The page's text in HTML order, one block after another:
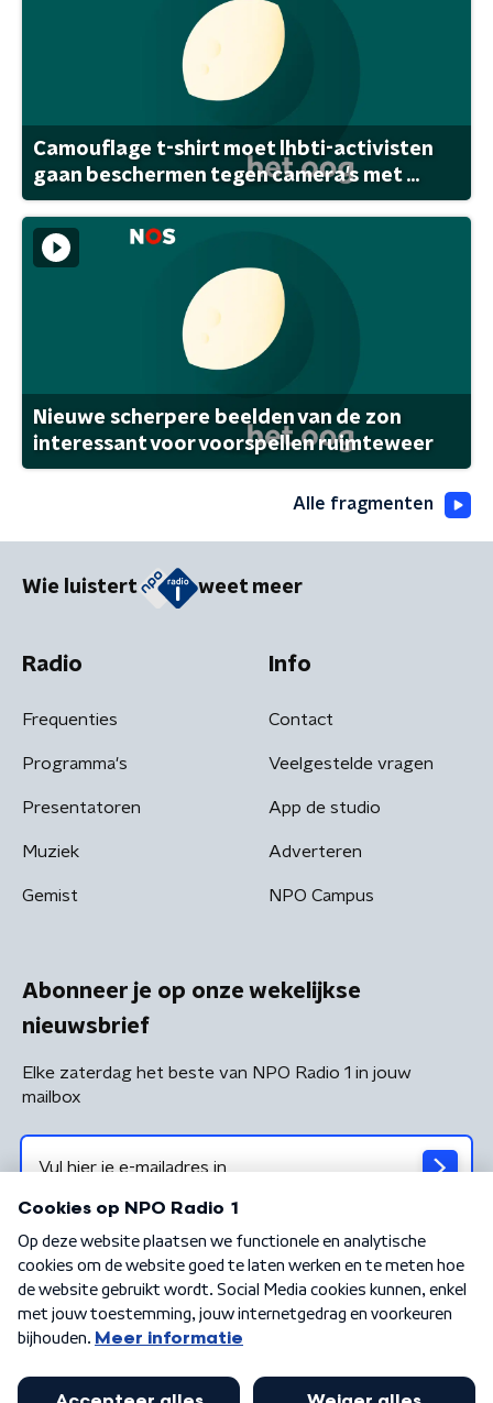
Camouflage t-shirt moet lhbti-activisten
gaan beschermen tegen camera's met ...
Nieuwe scherpere beelden van de zon
interessant voor voorspellen ruimteweer
Alle fragmenten
Wie luistert weet meer
Radio
Frequenties
Programma's
Presentatoren
Muziek
Gemist
Info
Contact
Veelgestelde vragen
App de studio
Adverteren
NPO Campus
Abonneer je op onze wekelijkse
nieuwsbrief
Elke zaterdag het beste van NPO Radio 1 in jouw
mailbox
Algemene voorwaarden